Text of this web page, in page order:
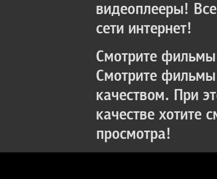
видеоплееры!
сети интернет!
Смотрите
Смотрите
качеством. При
качестве хотите
просмотра!